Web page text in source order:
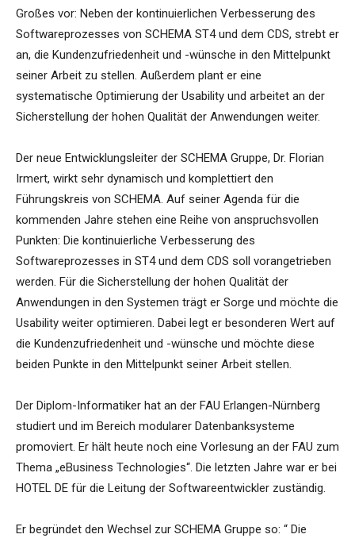
Großes vor: Neben der kontinuierlichen Verbesserung des
Softwareprozesses von SCHEMA ST4 und dem CDS, strebt er
an, die Kundenzufriedenheit und -wünsche in den Mittelpunkt
seiner Arbeit zu stellen. Außerdem plant er eine
systematische Optimierung der Usability und arbeitet an der
Sicherstellung der hohen Qualität der Anwendungen weiter.
Der neue Entwicklungsleiter der SCHEMA Gruppe, Dr. Florian
Irmert, wirkt sehr dynamisch und komplettiert den
Führungskreis von SCHEMA. Auf seiner Agenda für die
kommenden Jahre stehen eine Reihe von anspruchsvollen
Punkten: Die kontinuierliche Verbesserung des
Softwareprozesses in ST4 und dem CDS soll vorangetrieben
werden. Für die Sicherstellung der hohen Qualität der
Anwendungen in den Systemen trägt er Sorge und möchte die
Usability weiter optimieren. Dabei legt er besonderen Wert auf
die Kundenzufriedenheit und -wünsche und möchte diese
beiden Punkte in den Mittelpunkt seiner Arbeit stellen.
Der Diplom-Informatiker hat an der FAU Erlangen-Nürnberg
studiert und im Bereich modularer Datenbanksysteme
promoviert. Er hält heute noch eine Vorlesung an der FAU zum
Thema „eBusiness Technologies“. Die letzten Jahre war er bei
HOTEL DE für die Leitung der Softwareentwickler zuständig.
Er begründet den Wechsel zur SCHEMA Gruppe so: “ Die